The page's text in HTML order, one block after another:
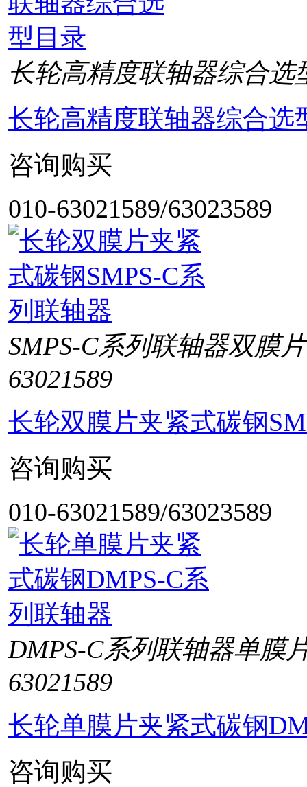
长轮高精度联轴器综合选
长轮高精度联轴器综合选
咨询购买
010-63021589/63023589
SMPS-C系列联轴器双膜
63021589
长轮双膜片夹紧式碳钢
咨询购买
010-63021589/63023589
DMPS-C系列联轴器单膜
63021589
长轮单膜片夹紧式碳钢
咨询购买